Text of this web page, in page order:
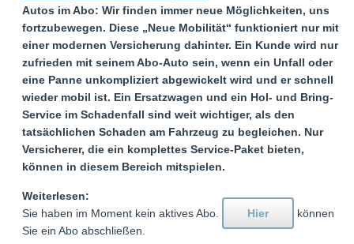
Autos im Abo: Wir finden immer neue Möglichkeiten, uns
fortzubewegen. Diese „Neue Mobilität“ funktioniert nur mit
einer modernen Versicherung dahinter. Ein Kunde wird nur
zufrieden mit seinem Abo-Auto sein, wenn ein Unfall oder
eine Panne unkompliziert abgewickelt wird und er schnell
wieder mobil ist. Ein Ersatzwagen und ein Hol- und Bring-
Service im Schadenfall sind weit wichtiger, als den
tatsächlichen Schaden am Fahrzeug zu begleichen. Nur
Versicherer, die ein komplettes Service-Paket bieten,
können in diesem Bereich mitspielen.
Weiterlesen:
Sie haben im Moment kein aktives Abo.
Hier
können
Sie ein Abo abschließen.